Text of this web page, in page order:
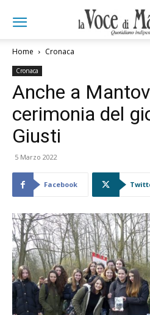
Home Cronaca
Cronaca
Anche a
cerimonia del
Giusti
5 Marzo 2022
Facebook